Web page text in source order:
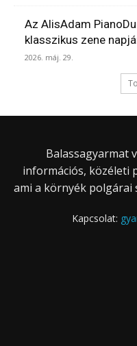
Az AlisAdam
klasszikus zene
2026. máj. 29.
Balassagyarmat
információs, közéleti
ami a környék polgárai
Kapcsolat: